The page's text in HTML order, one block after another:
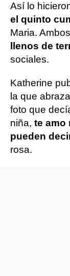
Así lo
el quinto
Maria.
llenos de
sociales.
Katherine
la que
foto que
niña, te amo
pueden
rosa.